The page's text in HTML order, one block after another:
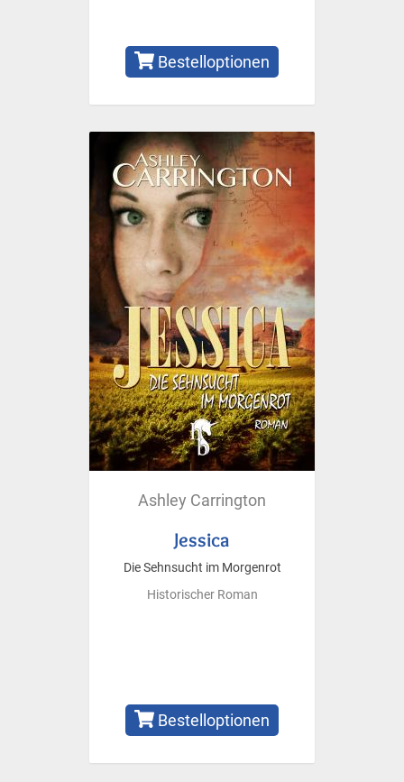
Bestelloptionen
Ashley Carrington
Jessica
Die Sehnsucht im Morgenrot
Historischer Roman
Bestelloptionen